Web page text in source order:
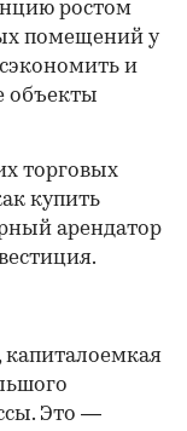
ростом
помещений у
и
объекты
торговых
купить
арендатор
Это —